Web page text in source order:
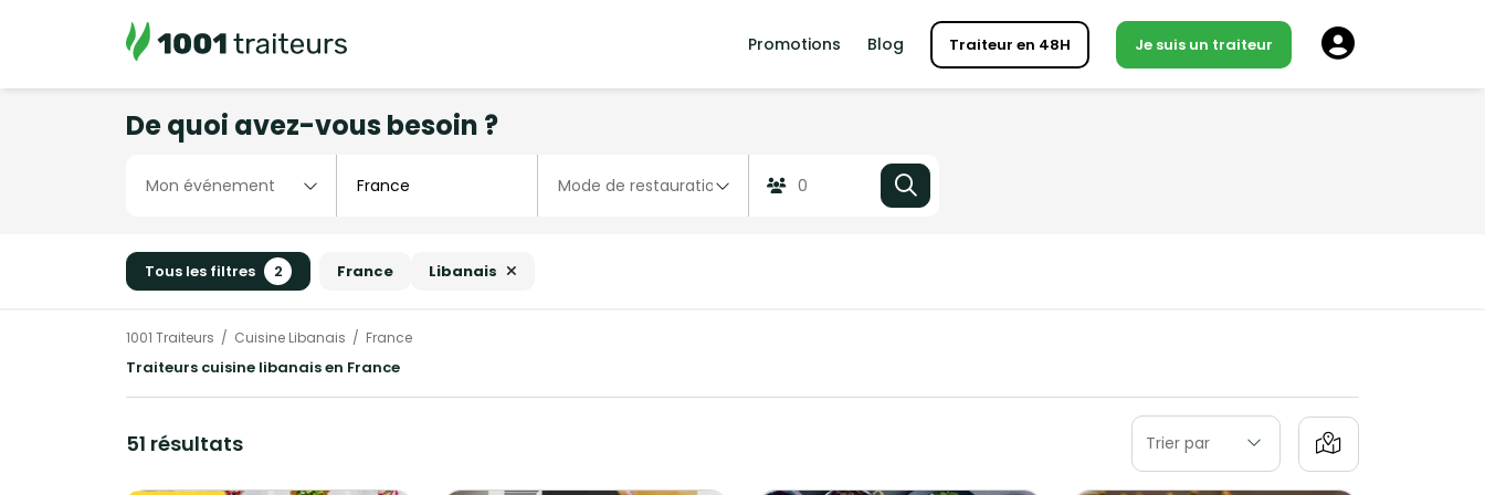
Promotions Blog Traiteur en 48H Je suis un traiteur
De quoi avez-vous besoin ?
Tous les filtres 2 France Libanais
1001 Traiteurs Cuisine Libanais France
Traiteurs cuisine libanais en France
51 résultats Trier par